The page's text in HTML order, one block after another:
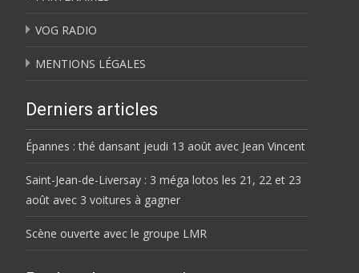
VOG RADIO
MENTIONS LÉGALES
Derniers articles
Épannes : thé dansant jeudi 13 août avec Jean Vincent
Saint-Jean-de-Liversay : 3 méga lotos les 21, 22 et 23
août avec 3 voitures à gagner
Scène ouverte avec le groupe LMR